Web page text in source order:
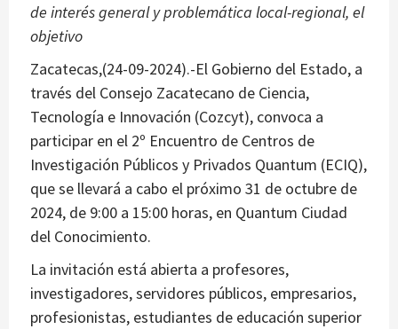
de interés general y problemática local-regional, el
objetivo
Zacatecas,(24-09-2024).-El Gobierno del Estado, a
través del Consejo Zacatecano de Ciencia,
Tecnología e Innovación (Cozcyt), convoca a
participar en el 2º Encuentro de Centros de
Investigación Públicos y Privados Quantum (ECIQ),
que se llevará a cabo el próximo 31 de octubre de
2024, de 9:00 a 15:00 horas, en Quantum Ciudad
del Conocimiento.
La invitación está abierta a profesores,
investigadores, servidores públicos, empresarios,
profesionistas, estudiantes de educación superior